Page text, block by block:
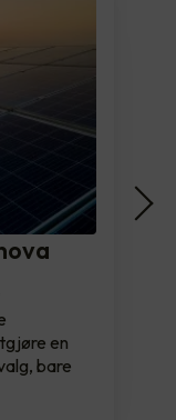
en
bare